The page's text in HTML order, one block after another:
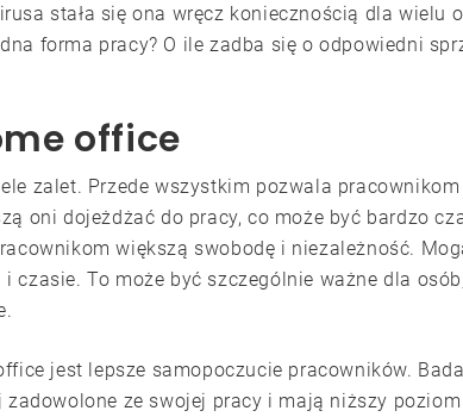
stała się ona wręcz koniecznością dla wielu
forma pracy? O ile zadba się o odpowiedni
office
zalet. Przede wszystkim pozwala
oni dojeżdżać do pracy, co może być bardzo
większą swobodę i niezależność.
czasie. To może być szczególnie ważne dla
jest lepsze samopoczucie pracowników.
zadowolone ze swojej pracy i mają niższy